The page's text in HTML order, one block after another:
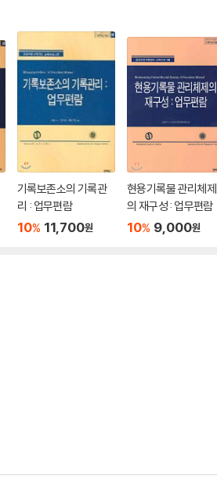
기록보존소의 기록관
리 : 업무편람
10% 11,700원
현용기록물 관리체제
의 재구성 : 업무편람
10% 9,000원